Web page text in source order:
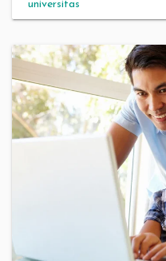
universitas